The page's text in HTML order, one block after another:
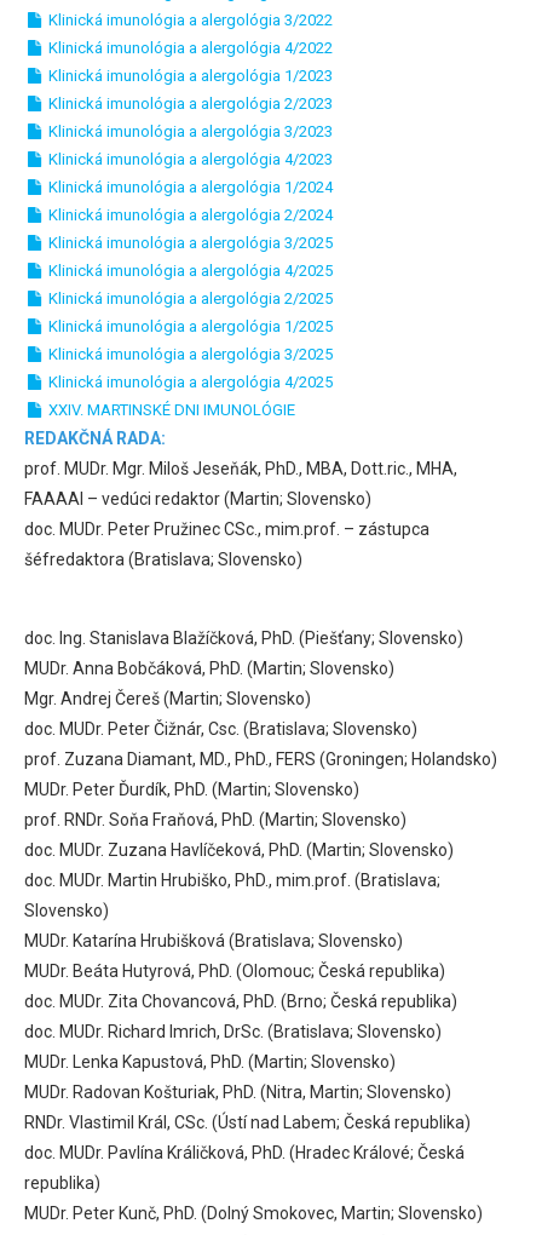
Klinická imunológia a alergológia 3/2022
Klinická imunológia a alergológia 4/2022
Klinická imunológia a alergológia 1/2023
Klinická imunológia a alergológia 2/2023
Klinická imunológia a alergológia 3/2023
Klinická imunológia a alergológia 4/2023
Klinická imunológia a alergológia 1/2024
Klinická imunológia a alergológia 2/2024
Klinická imunológia a alergológia 3/2025
Klinická imunológia a alergológia 4/2025
Klinická imunológia a alergológia 2/2025
Klinická imunológia a alergológia 1/2025
Klinická imunológia a alergológia 3/2025
Klinická imunológia a alergológia 4/2025
XXIV. MARTINSKÉ DNI IMUNOLÓGIE
REDAKČNÁ RADA:
prof. MUDr. Mgr. Miloš Jeseňák, PhD., MBA, Dott.ric., MHA,
FAAAAI – vedúci redaktor (Martin; Slovensko)
doc. MUDr. Peter Pružinec CSc., mim.prof. – zástupca
šéfredaktora (Bratislava; Slovensko)
doc. Ing. Stanislava Blažíčková, PhD. (Piešťany; Slovensko)
MUDr. Anna Bobčáková, PhD. (Martin; Slovensko)
Mgr. Andrej Čereš (Martin; Slovensko)
doc. MUDr. Peter Čižnár, Csc. (Bratislava; Slovensko)
prof. Zuzana Diamant, MD., PhD., FERS (Groningen; Holandsko)
MUDr. Peter Ďurdík, PhD. (Martin; Slovensko)
prof. RNDr. Soňa Fraňová, PhD. (Martin; Slovensko)
doc. MUDr. Zuzana Havlíčeková, PhD. (Martin; Slovensko)
doc. MUDr. Martin Hrubiško, PhD., mim.prof. (Bratislava;
Slovensko)
MUDr. Katarína Hrubišková (Bratislava; Slovensko)
MUDr. Beáta Hutyrová, PhD. (Olomouc; Česká republika)
doc. MUDr. Zita Chovancová, PhD. (Brno; Česká republika)
doc. MUDr. Richard Imrich, DrSc. (Bratislava; Slovensko)
MUDr. Lenka Kapustová, PhD. (Martin; Slovensko)
MUDr. Radovan Košturiak, PhD. (Nitra, Martin; Slovensko)
RNDr. Vlastimil Král, CSc. (Ústí nad Labem; Česká republika)
doc. MUDr. Pavlína Králičková, PhD. (Hradec Králové; Česká
republika)
MUDr. Peter Kunč, PhD. (Dolný Smokovec, Martin; Slovensko)